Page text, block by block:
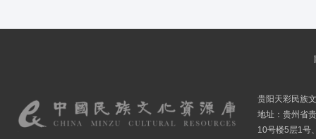
贵阳天彩民族
地址：贵州省
10号楼5层1号